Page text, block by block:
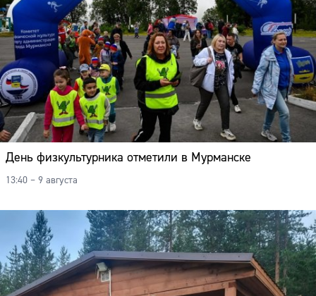
День физкультурника отметили в Мурманске
13:40 – 9 августа